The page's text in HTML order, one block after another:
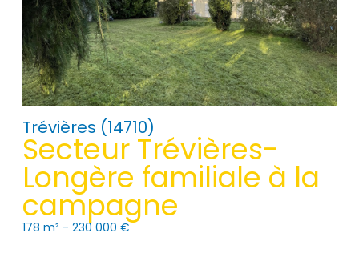
Trévières (14710)
Secteur Trévières-
Longère familiale à la
campagne
178 m² - 230 000 €